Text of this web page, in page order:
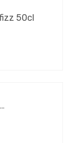
50cl